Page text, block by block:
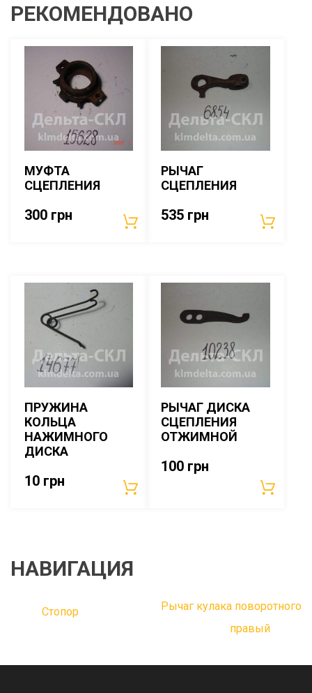
РЕКОМЕНДОВАНО
МУФТА
СЦЕПЛЕНИЯ
300 грн
РЫЧАГ
СЦЕПЛЕНИЯ
535 грн
ПРУЖИНА
КОЛЬЦА
НАЖИМНОГО
ДИСКА
10 грн
РЫЧАГ ДИСКА
СЦЕПЛЕНИЯ
ОТЖИМНОЙ
100 грн
НАВИГАЦИЯ
Стопор
Рычаг кулака поворотного
правый